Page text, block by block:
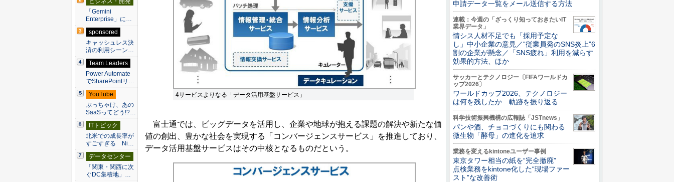
4サービスよりなる「データ活用基盤サービス」
富士通では、ビッグデータを活用し、企業や地球が抱える課題の解決や新たな価
値の創出、豊かな社会を実現する「コンバージェンスサービス」を推進しており、
データ活用基盤サービスはその中核となるものだという。
「Gemini
Enterprise」に…
sponsored
キャッシュレス決
済の利用シーン…
Team Leaders
Power Automate
でSharePointリ…
YouTube
ぶっちゃけ、あの
SaaSってどう!?…
ITトピック
北米での成長率が
すごすぎる Ni…
データセンター
「関東・関西に次
ぐDC集積地」…
申請データ一覧をメール送信する方法
連載：今週の「ざっくり知っておきたいIT
業界データ」
情シス人材不足でも「採用予定な
し」中小企業の意見／“従業員発のSNS炎上”6
割の企業が懸念／「SNS疲れ」利用を減らす
効果的方法、ほか
サッカーとテクノロジー〔FIFAワールドカ
ップ2026〕
ワールドカップ2026、テクノロジー
は何を残したか 軌跡を振り返る
科学技術振興機構の広報誌「JSTnews」
パンや酒、チョコづくりにも関わる
微生物「酵母」の進化を追求
業務を変えるkintoneユーザー事例
東京タワー相当の紙を“完全撤廃”
点検業務をkintone化した“現場ファー
スト”な改善術